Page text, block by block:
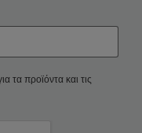
τα προϊόντα και τις